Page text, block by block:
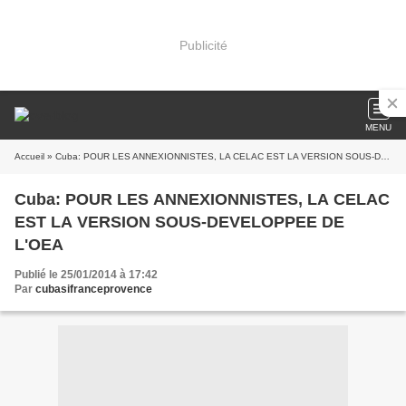
Publicité
MENU
Accueil » Cuba: POUR LES ANNEXIONNISTES, LA CELAC EST LA VERSION SOUS-DEVELOPPEE DE L'OEA
Cuba: POUR LES ANNEXIONNISTES, LA CELAC
EST LA VERSION SOUS-DEVELOPPEE DE
L'OEA
Publié le 25/01/2014 à 17:42
Par cubasifranceprovence